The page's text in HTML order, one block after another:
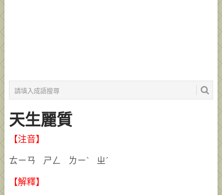
天生麗質
【注音】
ㄊㄧㄢ ㄕㄥ ㄌㄧˋ ㄓˊ
【解釋】